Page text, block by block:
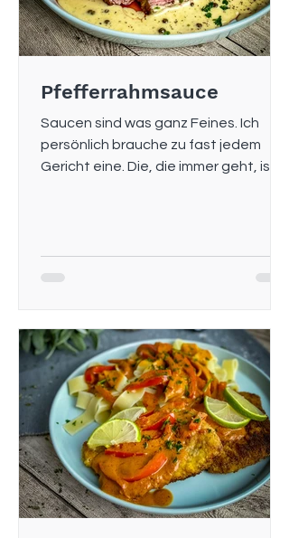
Pfefferrahmsauce
Saucen sind was ganz Feines. Ich
persönlich brauche zu fast jedem
Gericht eine. Die, die immer geht, ist